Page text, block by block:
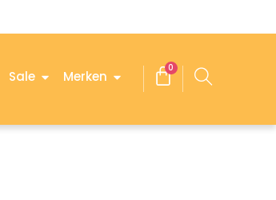
Sale Merken
0